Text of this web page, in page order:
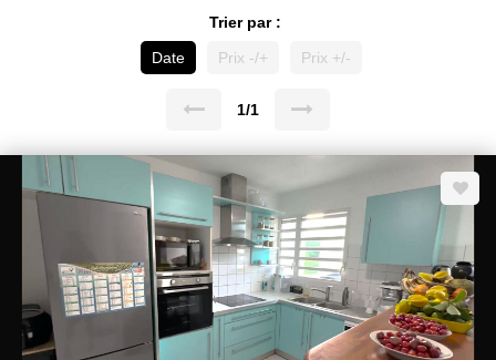
Trier par :
Date
Prix -/+ Prix +/-
1/1